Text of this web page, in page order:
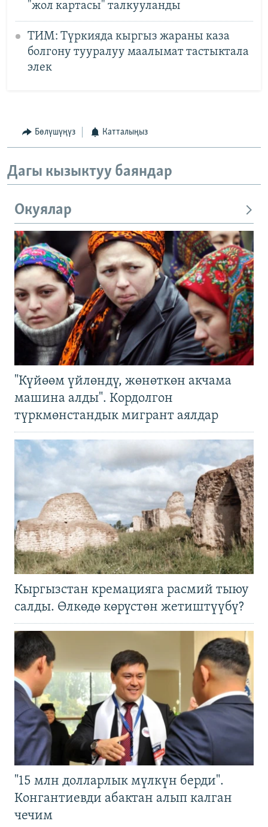
"жол картасы" талкууланды
ТИМ: Түркияда кыргыз жараны каза
болгону тууралуу маалымат тастыктала
элек
Бөлүшүңүз Катталыңыз
Дагы кызыктуу баяндар
Окуялар
"Күйөөм үйлөндү, жөнөткөн акчама
машина алды". Кордолгон
түркмөнстандык мигрант аялдар
Кыргызстан кремацияга расмий тыюу
салды. Өлкөдө көрүстөн жетиштүүбү?
"15 млн долларлык мүлкүн берди".
Конгантиевди абактан алып калган
чечим